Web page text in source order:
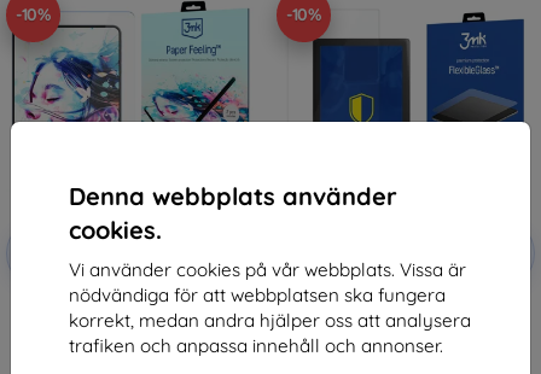
Denna webbplats använder
cookies.
Vi använder cookies på vår webbplats. Vissa är
nödvändiga för att webbplatsen ska fungera
korrekt, medan andra hjälper oss att analysera
trafiken och anpassa innehåll och annonser.
-10%
Rabatt
kupong
3MK PaperFeeling PocketBook
Basic Lux 3, 2 st Skyddsfilm
(5903108514972)
247 kr
-10%
kupong
3MK FlexibleGlass PocketBook
Basic Lux 3 Hybrid Glass
147 kr